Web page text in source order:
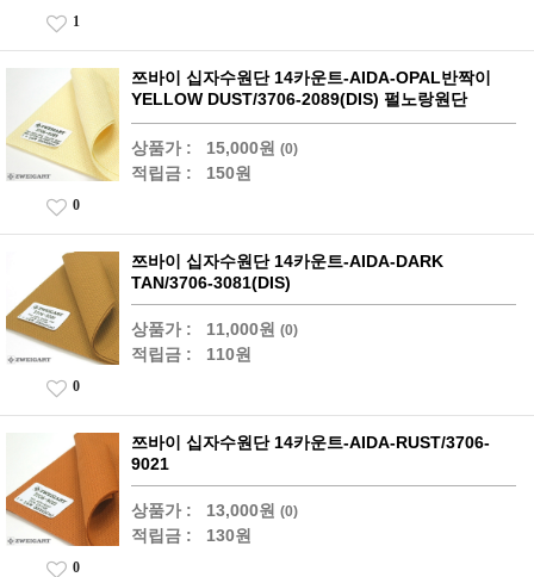
1
쯔바이 십자수원단 14카운트-AIDA-OPAL반짝이
YELLOW DUST/3706-2089(DIS) 펄노랑원단
상품가 : 15,000원 (0)
적립금 : 150원
0
쯔바이 십자수원단 14카운트-AIDA-DARK
TAN/3706-3081(DIS)
상품가 : 11,000원 (0)
적립금 : 110원
0
쯔바이 십자수원단 14카운트-AIDA-RUST/3706-
9021
상품가 : 13,000원 (0)
적립금 : 130원
0